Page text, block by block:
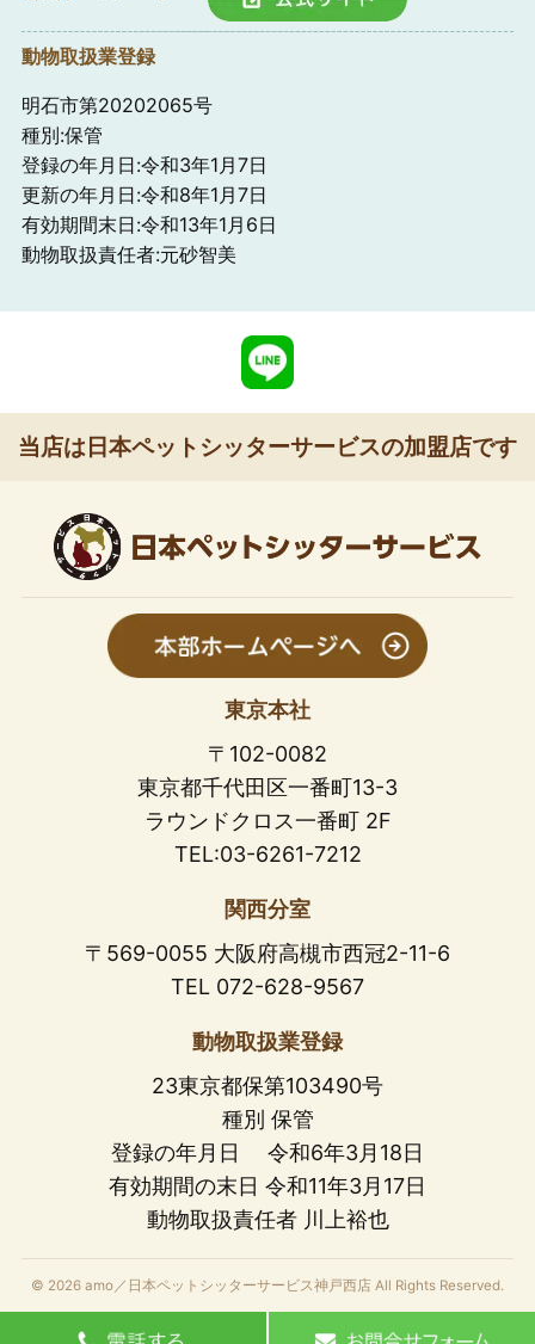
動物取扱業登録
明石市第20202065号
種別:保管
登録の年月日:令和3年1月7日
更新の年月日:令和8年1月7日
有効期間末日:令和13年1月6日
動物取扱責任者:元砂智美
当店は日本ペットシッターサービスの加盟店です
東京本社
〒102-0082
東京都千代田区一番町13-3
ラウンドクロス一番町 2F
TEL:03-6261-7212
関西分室
〒569-0055 大阪府高槻市西冠2-11-6
TEL 072-628-9567
動物取扱業登録
23東京都保第103490号
種別 保管
登録の年月日 令和6年3月18日
有効期間の末日 令和11年3月17日
動物取扱責任者 川上裕也
© 2026 amo／日本ペットシッターサービス神戸西店 All Rights Reserved.